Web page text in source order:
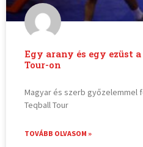
Egy arany és egy ezüst
Tour-on
Magyar és szerb győzelemmel
Teqball Tour
TOVÁBB OLVASOM »